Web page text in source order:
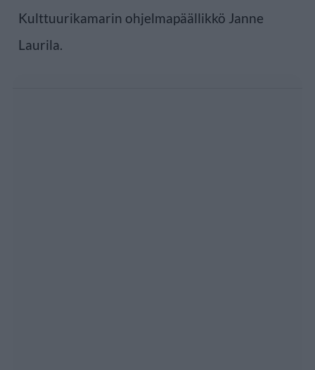
Kulttuurikamarin ohjelmapäällikkö Janne
Laurila.